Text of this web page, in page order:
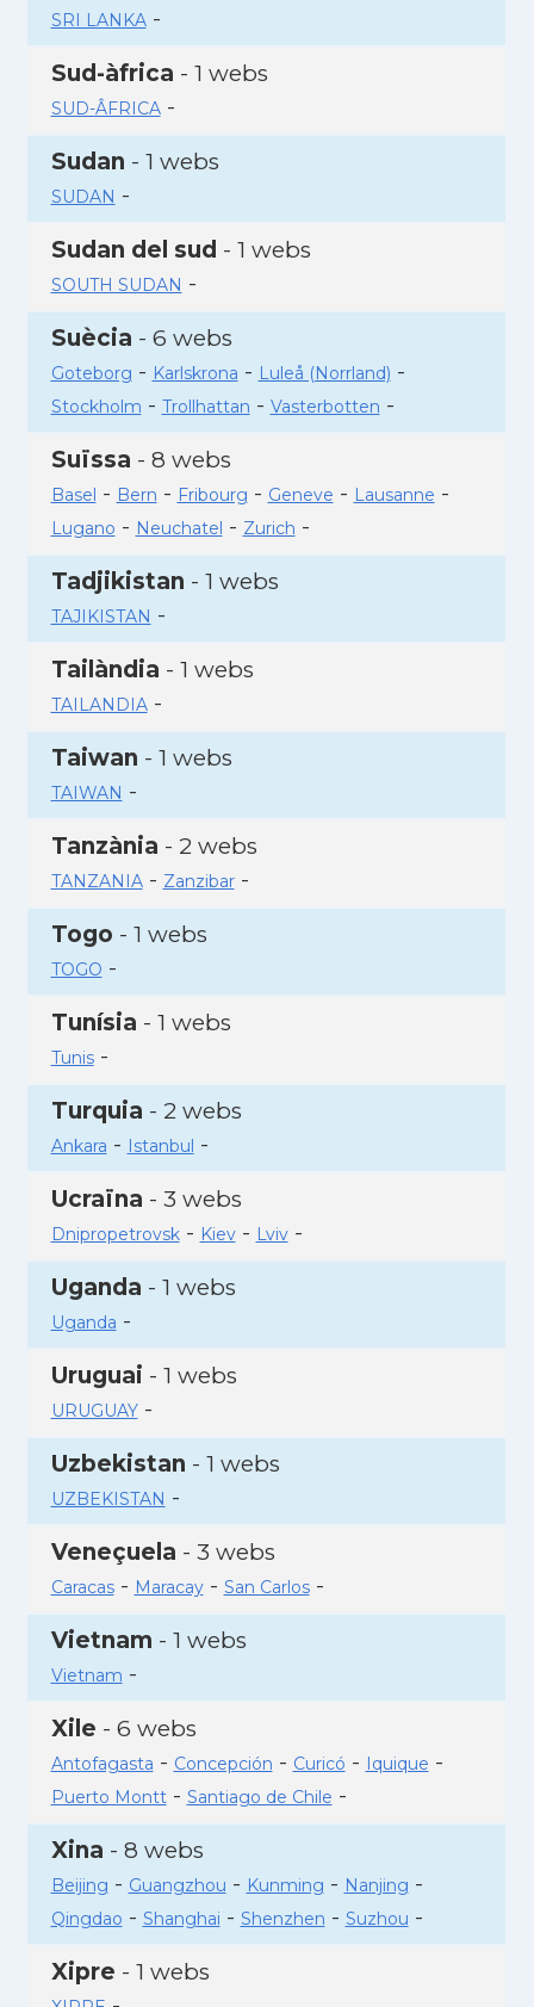
SRI LANKA-
Sud-àfrica - 1 webs
SUD-ÂFRICA-
Sudan - 1 webs
SUDAN -
Sudan del sud - 1 webs
SOUTH SUDAN -
Suècia - 6 webs
Goteborg - Karlskrona - Luleå (Norrland) -
Stockholm - Trollhattan - Vasterbotten -
Suïssa - 8 webs
Basel - Bern - Fribourg - Geneve - Lausanne -
Lugano - Neuchatel - Zurich -
Tadjikistan - 1 webs
TAJIKISTAN -
Tailàndia - 1 webs
TAILANDIA-
Taiwan - 1 webs
TAIWAN -
Tanzània - 2 webs
TANZANIA- Zanzibar-
Togo - 1 webs
TOGO -
Tunísia - 1 webs
Tunis-
Turquia - 2 webs
Ankara - Istanbul -
Ucraïna - 3 webs
Dnipropetrovsk- Kiev- Lviv-
Uganda - 1 webs
Uganda -
Uruguai - 1 webs
URUGUAY-
Uzbekistan - 1 webs
UZBEKISTAN -
Veneçuela - 3 webs
Caracas- Maracay- San Carlos-
Vietnam - 1 webs
Vietnam -
Xile - 6 webs
Antofagasta - Concepción - Curicó - Iquique -
Puerto Montt- Santiago de Chile -
Xina - 8 webs
Beijing - Guangzhou - Kunming - Nanjing -
Qingdao - Shanghai - Shenzhen - Suzhou -
Xipre - 1 webs